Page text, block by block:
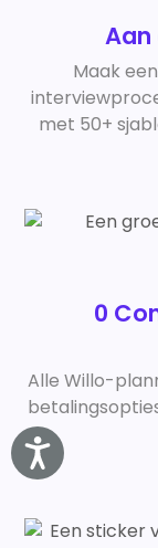
Accessibility
Aan
Maak
met 50+
0
Alle Willo-